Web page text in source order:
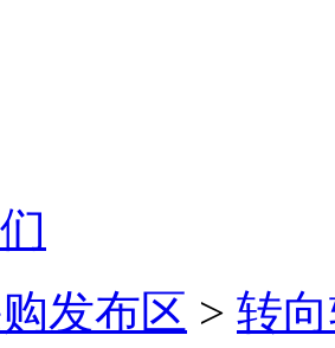
发布区 > 转